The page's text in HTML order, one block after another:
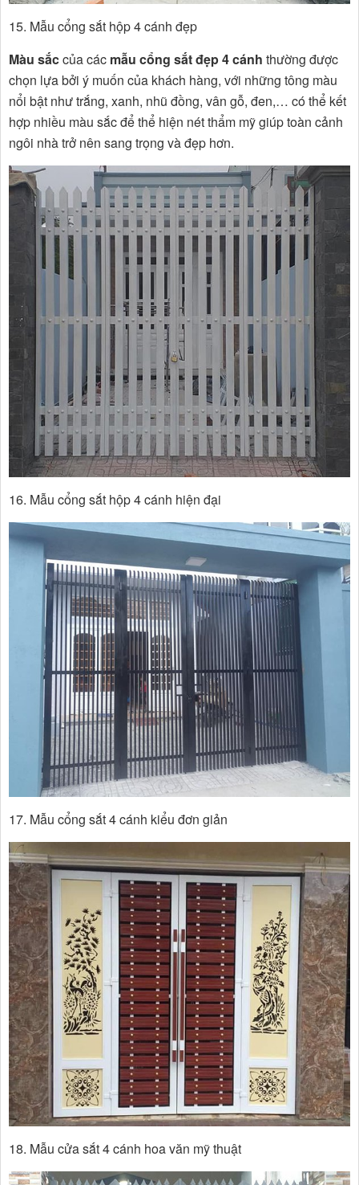
15. Mẫu cổng sắt hộp 4 cánh đẹp
Màu sắccủa các mẫu cổng sắt đẹp 4 cánh thường được
chọn lựa bởi ý muốn của khách hàng, với những tông màu
nổi bật như trắng, xanh, nhũ đồng, vân gỗ, đen,… có thể kết
hợp nhiều màu sắc để thể hiện nét thẩm mỹ giúp toàn cảnh
ngôi nhà trở nên sang trọng và đẹp hơn.
16. Mẫu cổng sắt hộp 4 cánh hiện đại
17. Mẫu cổng sắt 4 cánh kiểu đơn giản
18. Mẫu cửa sắt 4 cánh hoa văn mỹ thuật